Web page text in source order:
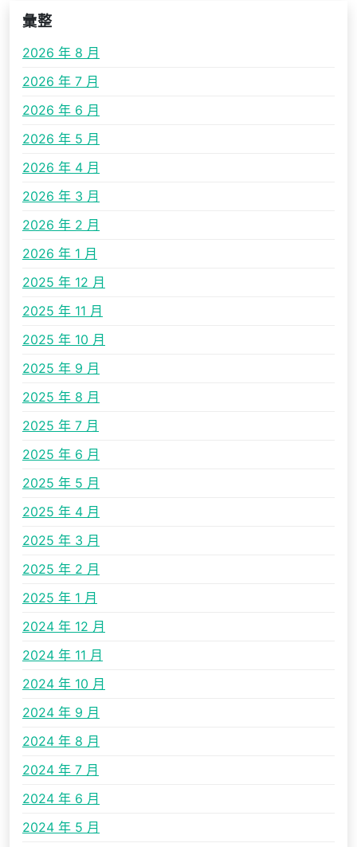
彙整
2026 年 8 月
2026 年 7 月
2026 年 6 月
2026 年 5 月
2026 年 4 月
2026 年 3 月
2026 年 2 月
2026 年 1 月
2025 年 12 月
2025 年 11 月
2025 年 10 月
2025 年 9 月
2025 年 8 月
2025 年 7 月
2025 年 6 月
2025 年 5 月
2025 年 4 月
2025 年 3 月
2025 年 2 月
2025 年 1 月
2024 年 12 月
2024 年 11 月
2024 年 10 月
2024 年 9 月
2024 年 8 月
2024 年 7 月
2024 年 6 月
2024 年 5 月